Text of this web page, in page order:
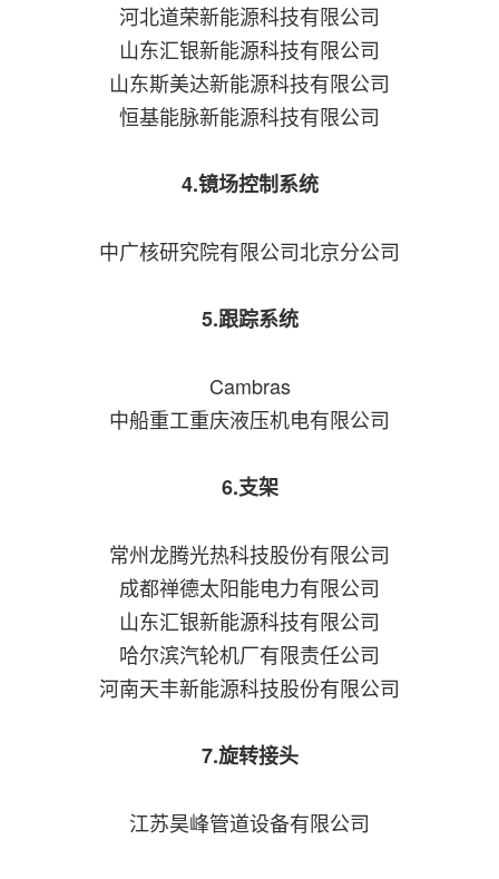
河北道荣新能源科技有限公司
山东汇银新能源科技有限公司
山东斯美达新能源科技有限公司
恒基能脉新能源科技有限公司
4.镜场控制系统
中广核研究院有限公司北京分公司
5.跟踪系统
Cambras
中船重工重庆液压机电有限公司
6.支架
常州龙腾光热科技股份有限公司
成都禅德太阳能电力有限公司
山东汇银新能源科技有限公司
哈尔滨汽轮机厂有限责任公司
河南天丰新能源科技股份有限公司
7.旋转接头
江苏昊峰管道设备有限公司